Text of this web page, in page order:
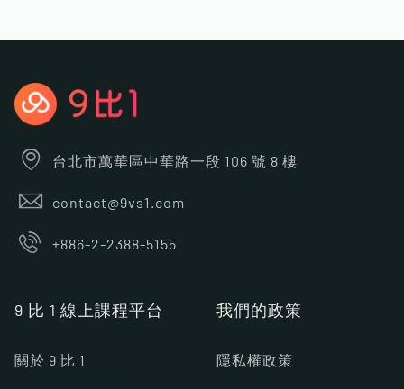
台北市萬華區中華路一段 106 號 8 樓
contact@9vs1.com
+886-2-2388-5155
9 比 1 線上課程平台
關於 9 比 1
我們的政策
隱私權政策